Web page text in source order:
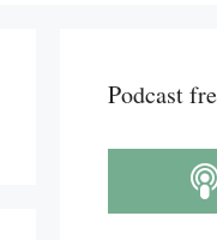
Podcast